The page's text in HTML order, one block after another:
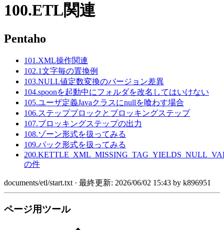
100.ETL関連
Pentaho
101.XML操作関連
102.1文字毎の置換例
103.NULL値定数変換のバージョン差異
104.spoonを起動中にフォルダを改名してはいけない
105.ユーザ定義Javaクラスにnullを喰わす場合
106.ステップブロックとブロッキングステップ
107.ブロッキングステップの出力
108.ゾーン形式を扱ってみる
109.パック形式を扱ってみる
の件
documents/etl/start.txt · 最終更新: 2026/06/02 15:43 by k896951
ページ用ツール